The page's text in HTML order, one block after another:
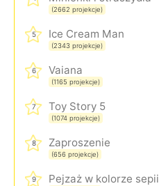
(2662 projekcje)
5 Ice Cream Man
(2343 projekcje)
6 Vaiana
(1165 projekcje)
7 Toy Story 5
(1074 projekcje)
8 Zaproszenie
(656 projekcje)
9 Pejzaż w kolorze sepii